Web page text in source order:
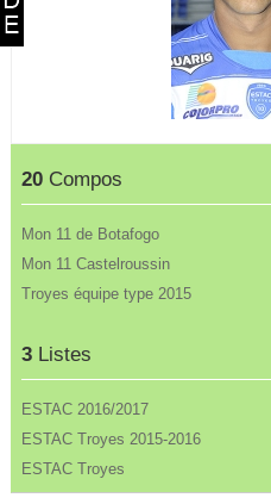
20 Compos
Mon 11 de Botafogo
Mon 11 Castelroussin
Troyes équipe type 2015
3 Listes
ESTAC 2016/2017
ESTAC Troyes 2015-2016
ESTAC Troyes